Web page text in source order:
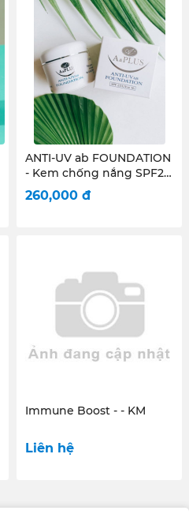
ANTI-UV ab FOUNDATION
- Kem chống nắng SPF25
30ml
260,000 đ
Immune Boost - - KM
Liên hệ